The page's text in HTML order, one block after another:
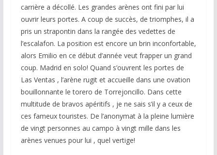
carrière a décollé. Les grandes arènes ont fini par lui
ouvrir leurs portes. A coup de succès, de triomphes, il a
pris un strapontin dans la rangée des vedettes de
l’escalafon. La position est encore un brin inconfortable,
alors Emilio en ce début d’année veut frapper un grand
coup. Madrid en solo! Quand s’ouvrent les portes de
Las Ventas , l’arène rugit et accueille dans une ovation
bouillonnante le torero de Torrejoncillo. Dans cette
multitude de bravos apéritifs , je ne sais s’il y a ceux de
ces fameux touristes. De l’anonymat à la pleine lumière
de vingt personnes au campo à vingt mille dans les
arènes venues pour lui , quel vertige!